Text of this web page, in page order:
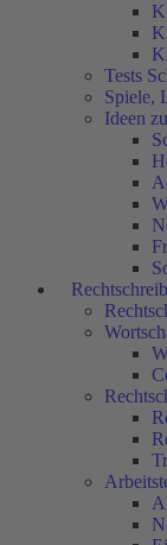
Tests
Spiele,
Ideen